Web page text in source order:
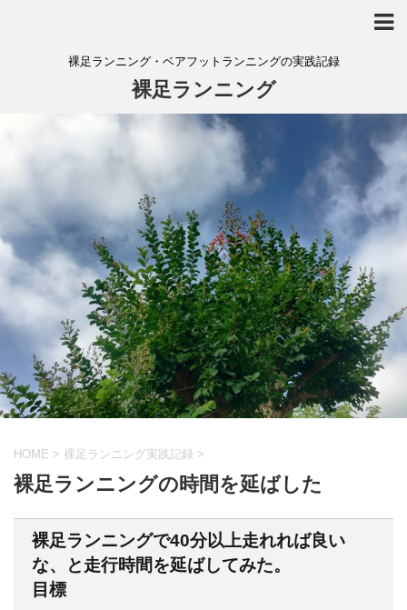
裸足ランニング・ベアフットランニングの実践記録
裸足ランニング
HOME > 裸足ランニング実践記録 >
裸足ランニングの時間を延ばした
裸足ランニングで40分以上走れれば良い
な、と走行時間を延ばしてみた。
目標